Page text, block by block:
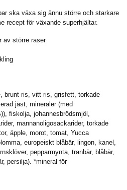
ska växa sig ännu större och starkare
recept för växande superhjältar.
av större raser
brunt ris, vitt ris, grisfett, torkade
jäst, mineraler (med
fiskolja, johannesbrödsmjöl,
mannanoligosackarider, torkade
äpple, morot, tomat, Yucca
europeiskt blåbär, lingon, kanel,
pepparmynta, tranbär, blåbär,
persilja). *mineral för